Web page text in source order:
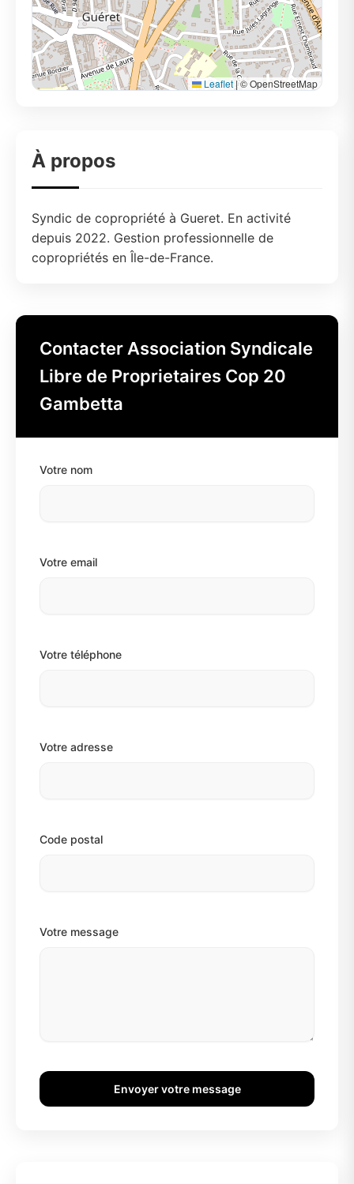
Leaflet|© OpenStreetMap
À propos
Syndic de copropriété à Gueret. En activité
depuis 2022. Gestion professionnelle de
copropriétés en Île-de-France.
Contacter Association Syndicale
Libre de Proprietaires Cop 20
Gambetta
Votre nom
Votre email
Votre téléphone
Votre adresse
Code postal
Votre message
Envoyer votre message